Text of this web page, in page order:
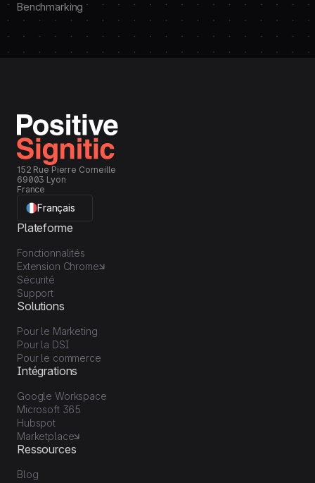
Benchmarking
152 Rue Pierre Corneille
69003 Lyon
France
Français
Plateforme
Fonctionnalités
Extension Chrome
Sécurité
Support
Solutions
Pour le Marketing
Pour la DSI
Pour le commerce
Intégrations
Google Workspace
Microsoft 365
Hubspot
Marketplace
Ressources
Blog